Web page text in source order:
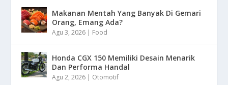
Makanan Mentah Yang Banyak Di Gemari
Orang, Emang Ada?
Agu 3, 2026 | Food
Honda CGX 150 Memiliki Desain Menarik
Dan Performa Handal
Agu 2, 2026 | Otomotif